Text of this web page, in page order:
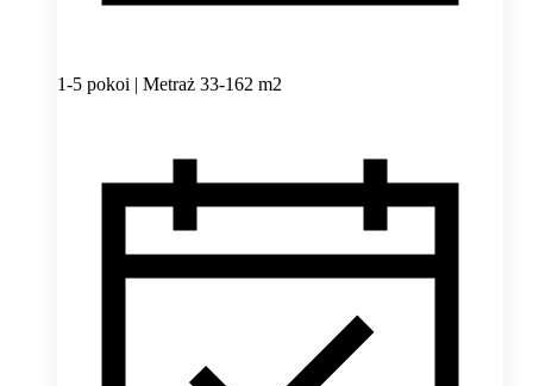
1-5 pokoi | Metraż 33-162 m2